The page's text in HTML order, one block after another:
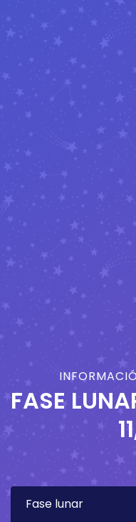
FASE
Fase lunar